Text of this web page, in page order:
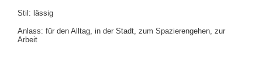
Stil: lässig
Anlass: für den Alltag, in der Stadt, zum Spazierengehen, zur
Arbeit